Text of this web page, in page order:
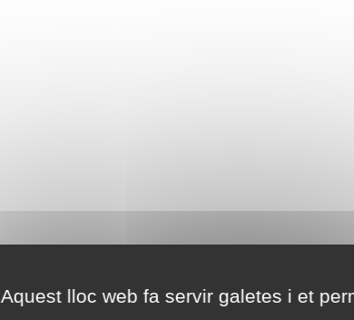
Aquest lloc web fa servir galetes i et